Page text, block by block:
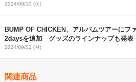
2024/09/10 (火)
BUMP OF CHICKEN、アルバムツアーにフ
2daysを追加 グッズのラインナップも発表
2024/09/02 (月)
関連商品